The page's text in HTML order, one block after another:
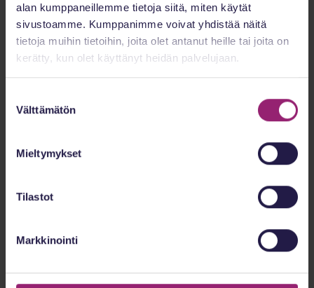
alan kumppaneillemme tietoja siitä, miten käytät
sivustoamme. Kumppanimme voivat yhdistää näitä
tietoja muihin tietoihin, joita olet antanut heille tai joita on
kerätty, kun olet käyttänyt heidän palvelujaan.
valinta
Välttämätön
Mieltymykset
Tilastot
Markkinointi
Kollegat
Kaili Hjorth